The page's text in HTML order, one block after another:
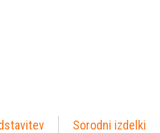
Sorodni izdelki